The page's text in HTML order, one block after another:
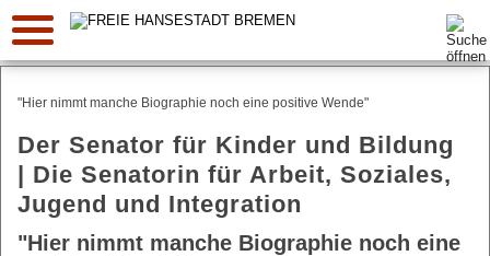
Suche:
"Hier nimmt manche Biographie noch eine positive Wende"
Der Senator für Kinder und Bildung
| Die Senatorin für Arbeit, Soziales,
Jugend und Integration
"Hier nimmt manche Biographie noch eine